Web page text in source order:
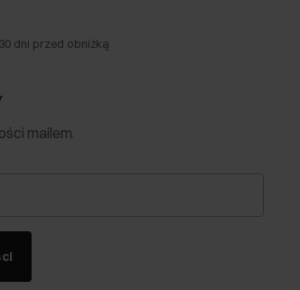
dni przed obniżką
mailem.